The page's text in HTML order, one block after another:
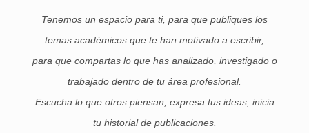
Tenemos un espacio para ti, para que publiques los
temas académicos que te han motivado a escribir,
para que compartas lo que has analizado, investigado o
trabajado dentro de tu área profesional.
Escucha lo que otros piensan, expresa tus ideas, inicia
tu historial de publicaciones.